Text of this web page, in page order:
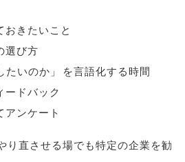
おきたいこと
選び方
たいのか 」
を言語化する時間
ードバック
アンケート
り直させる場でも特定の企業を勧